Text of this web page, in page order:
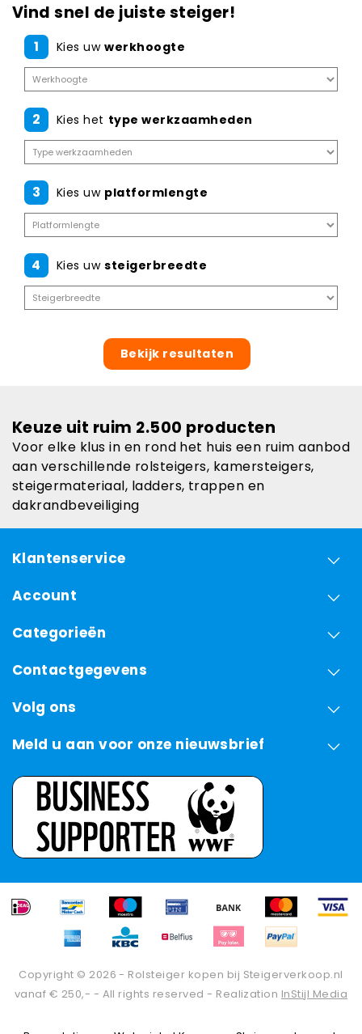
Vind snel de juiste steiger!
1 Kies uw werkhoogte
2 Kies het type werkzaamheden
3 Kies uw platformlengte
4 Kies uw steigerbreedte
Bekijk resultaten
Keuze uit ruim 2.500 producten
Voor elke klus in en rond het huis een ruim aanbod
aan verschillende rolsteigers, kamersteigers,
steigermateriaal, ladders, trappen en
dakrandbeveiliging
Klantenservice
Account
Categorieën
Contactgegevens
Volg ons
Meld u aan voor onze nieuwsbrief
Copyright © 2026 - Rolsteiger kopen bij Steigerverkoop.nl
vanaf € 250,- - All rights reserved - Realization InStijl Media